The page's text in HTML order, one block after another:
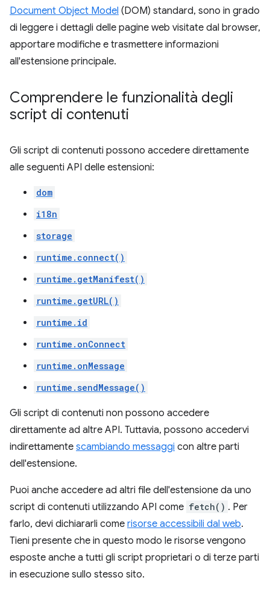
Document Object Model (DOM) standard, sono in grado
di leggere i dettagli delle pagine web visitate dal browser,
apportare modifiche e trasmettere informazioni
all'estensione principale.
Comprendere le funzionalità degli
script di contenuti
Gli script di contenuti possono accedere direttamente
alle seguenti API delle estensioni:
dom
i18n
storage
runtime.connect()
runtime.getManifest()
runtime.getURL()
runtime.id
runtime.onConnect
runtime.onMessage
runtime.sendMessage()
Gli script di contenuti non possono accedere
direttamente ad altre API. Tuttavia, possono accedervi
indirettamente scambiando messaggi con altre parti
dell'estensione.
Puoi anche accedere ad altri file dell'estensione da uno
script di contenuti utilizzando API come fetch() . Per
farlo, devi dichiararli come risorse accessibili dal web.
Tieni presente che in questo modo le risorse vengono
esposte anche a tutti gli script proprietari o di terze parti
in esecuzione sullo stesso sito.